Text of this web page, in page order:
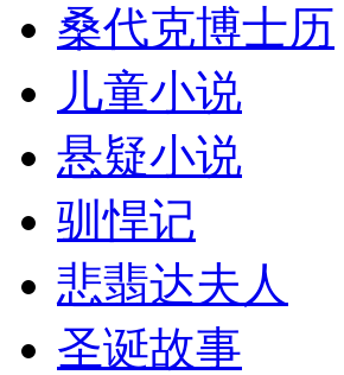
桑代克博士历
儿童小说
悬疑小说
驯悍记
悲翡达夫人
圣诞故事